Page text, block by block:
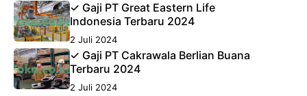
✓ Gaji PT Great Eastern Life
Indonesia Terbaru 2024
2 Juli 2024
✓ Gaji PT Cakrawala Berlian Buana
Terbaru 2024
2 Juli 2024